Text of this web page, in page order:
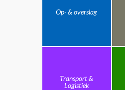
Op- & overslag
Transport &
Logistiek